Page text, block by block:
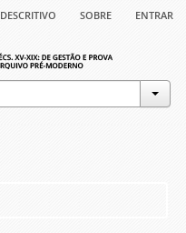
descritivo sobre entrar